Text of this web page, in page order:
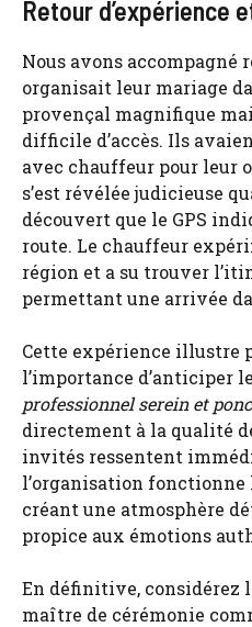
Retour d’expérience
Nous avons accompagné
organisait leur mariage
provençal magnifique
difficile d’accès. Ils
avec chauffeur pour leur
s’est révélée judicieuse
découvert que le GPS
route. Le chauffeur
région et a su trouver
permettant une arrivée
Cette expérience illustre
l’importance d’anticiper
professionnel serein et
directement à la qualité
invités ressentent
l’organisation
créant une atmosphère
propice aux émotions
En définitive, considérez
maître de cérémonie